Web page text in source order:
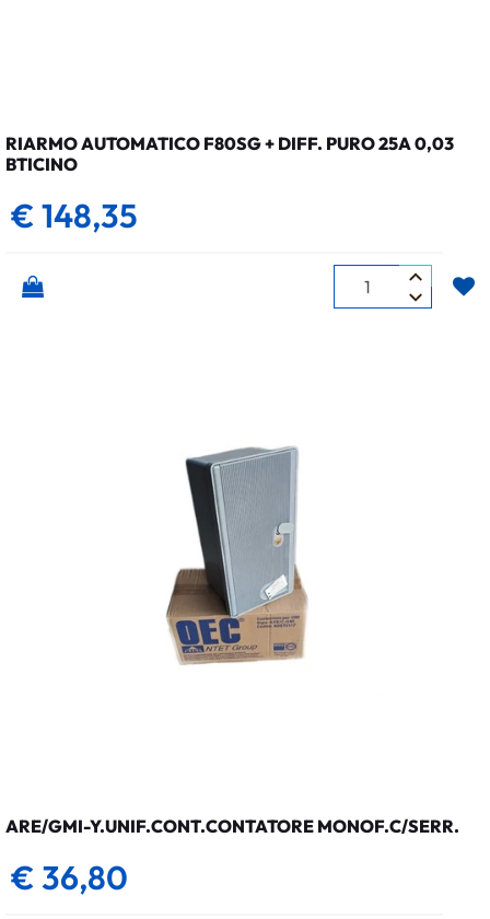
RIARMO AUTOMATICO F80SG + DIFF. PURO 25A 0,03
BTICINO
€ 148,35
Quantità
ARE/GMI-Y.UNIF.CONT.CONTATORE MONOF.C/SERR.
€ 36,80